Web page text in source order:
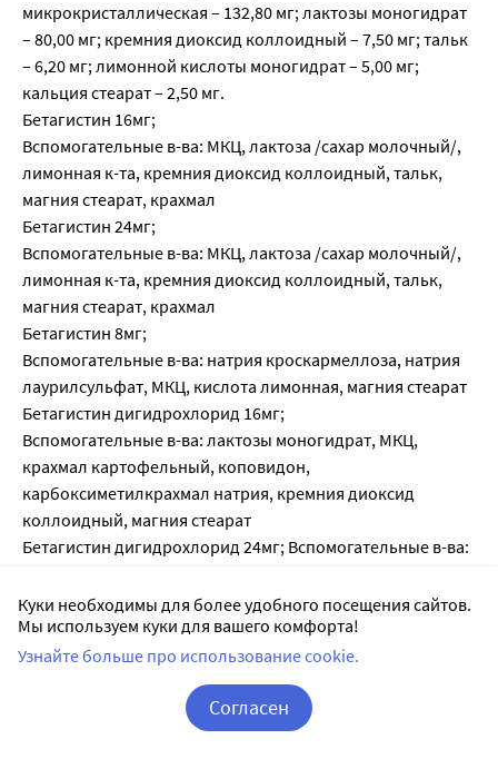
микрокристаллическая – 132,80 мг; лактозы моногидрат
– 80,00 мг; кремния диоксид коллоидный – 7,50 мг; тальк
– 6,20 мг; лимонной кислоты моногидрат – 5,00 мг;
кальция стеарат – 2,50 мг.
Бетагистин 16мг;
Вспомогательные в-ва: МКЦ, лактоза /сахар молочный/,
лимонная к-та, кремния диоксид коллоидный, тальк,
магния стеарат, крахмал
Бетагистин 24мг;
Вспомогательные в-ва: МКЦ, лактоза /сахар молочный/,
лимонная к-та, кремния диоксид коллоидный, тальк,
магния стеарат, крахмал
Бетагистин 8мг;
Вспомогательные в-ва: натрия кроскармеллоза, натрия
лаурилсульфат, МКЦ, кислота лимонная, магния стеарат
Бетагистин дигидрохлорид 16мг;
Вспомогательные в-ва: лактозы моногидрат, МКЦ,
крахмал картофельный, коповидон,
карбоксиметилкрахмал натрия, кремния диоксид
коллоидный, магния стеарат
Бетагистин дигидрохлорид 24мг; Вспомогательные в-ва:
коповидон, карбоксиметилкрахмал натрия, кремния
диоксид коллоидный, магния стеарат
Бетагистин дигидрохлорид 24мг;
Вспомогательные в-ва: лактозы моногидрат, МКЦ,
крахмал картофельный, коповидон,
карбоксиметилкрахмал натрия, кремния диоксид
Куки необходимы для более удобного посещения сайтов.
Мы используем куки для вашего комфорта!
Узнайте больше про использование cookie.
Согласен